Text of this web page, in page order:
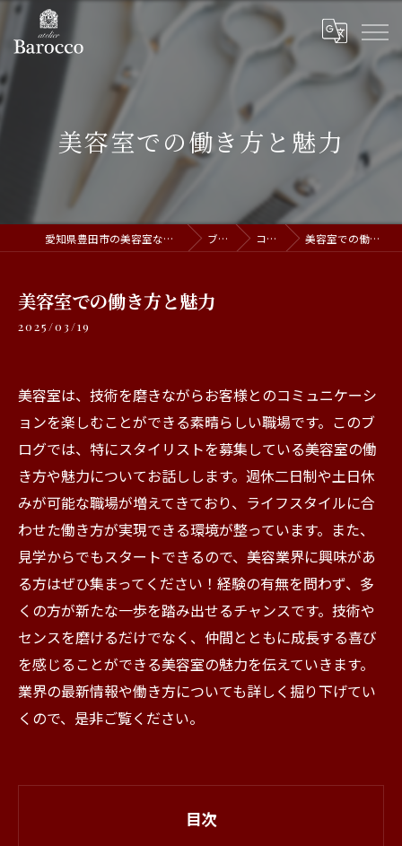
美容室での働き方と魅力
愛知県豊田市の美容室ならatelier Barocco ブログ コラム 美容室での働き方と魅力
美容室での働き方と魅力
2025/03/19
美容室は、技術を磨きながらお客様とのコミュニケーシ
ョンを楽しむことができる素晴らしい職場です。このブ
ログでは、特にスタイリストを募集している美容室の働
き方や魅力についてお話しします。週休二日制や土日休
みが可能な職場が増えてきており、ライフスタイルに合
わせた働き方が実現できる環境が整っています。また、
見学からでもスタートできるので、美容業界に興味があ
る方はぜひ集まってください！経験の有無を問わず、多
くの方が新たな一歩を踏み出せるチャンスです。技術や
センスを磨けるだけでなく、仲間とともに成長する喜び
を感じることができる美容室の魅力を伝えていきます。
業界の最新情報や働き方についても詳しく掘り下げてい
くので、是非ご覧ください。
目次